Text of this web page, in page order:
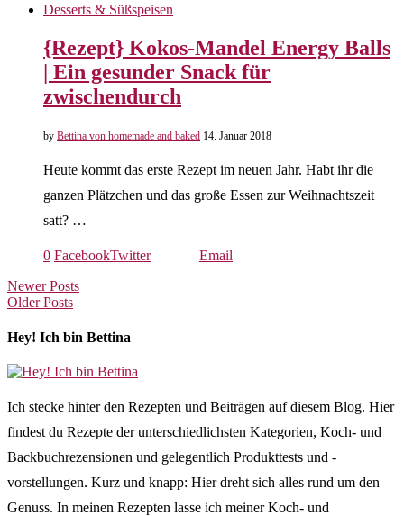
Desserts & Süßspeisen
{Rezept} Kokos-Mandel Energy Balls
| Ein gesunder Snack für
zwischendurch
by Bettina von homemade and baked 14. Januar 2018
Heute kommt das erste Rezept im neuen Jahr. Habt ihr die
ganzen Plätzchen und das große Essen zur Weihnachtszeit
satt? …
0 FacebookTwitter
Email
Newer Posts
Older Posts
Hey! Ich bin Bettina
Ich stecke hinter den Rezepten und Beiträgen auf diesem Blog. Hier
findest du Rezepte der unterschiedlichsten Kategorien, Koch- und
Backbuchrezensionen und gelegentlich Produkttests und -
vorstellungen. Kurz und knapp: Hier dreht sich alles rund um den
Genuss. In meinen Rezepten lasse ich meiner Koch- und